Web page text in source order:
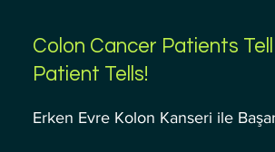
Colon Cancer Patients
Patient Tells!
Erken Evre Kolon Kanseri ile